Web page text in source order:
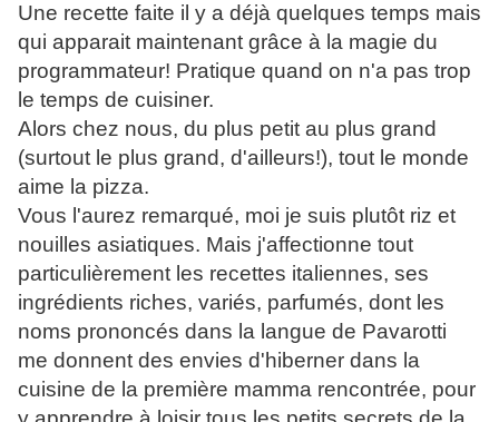
Une recette faite il y a déjà quelques temps mais
qui apparait maintenant grâce à la magie du
programmateur! Pratique quand on n'a pas trop
le temps de cuisiner.
Alors chez nous, du plus petit au plus grand
(surtout le plus grand, d'ailleurs!), tout le monde
aime la pizza.
Vous l'aurez remarqué, moi je suis plutôt riz et
nouilles asiatiques. Mais j'affectionne tout
particulièrement les recettes italiennes, ses
ingrédients riches, variés, parfumés, dont les
noms prononcés dans la langue de Pavarotti
me donnent des envies d'hiberner dans la
cuisine de la première mamma rencontrée, pour